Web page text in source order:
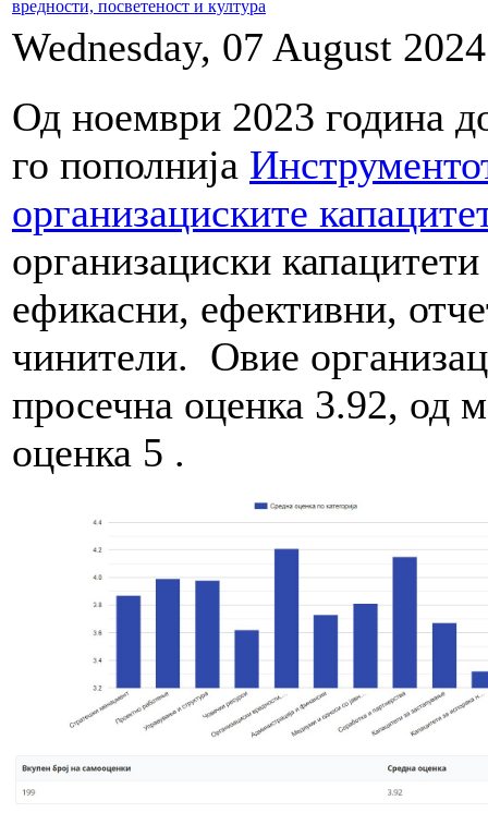
вредности, посветеност и култура
Wednesday, 07 August
Од ноември 2023 година
го пополнија
организациските
организациски
ефикасни, ефективни,
чинители. Овие
просечна оценка 3.92, од
оценка 5 .